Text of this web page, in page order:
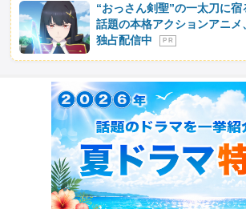
“おっさん剣聖”の一太刀に
話題の本格アクションアニ
独占配信中
P R